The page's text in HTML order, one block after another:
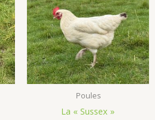
Poules
La « Sussex »